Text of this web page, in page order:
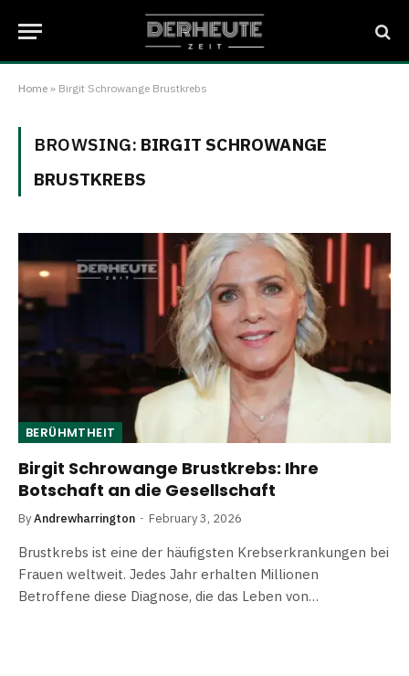
Home » Birgit Schrowange Brustkrebs
BROWSING: BIRGIT SCHROWANGE
BRUSTKREBS
BERÜHMTHEIT
Birgit Schrowange Brustkrebs: Ihre
Botschaft an die Gesellschaft
ByAndrewharrington February 3, 2026
Brustkrebs ist eine der häufigsten Krebserkrankungen bei
Frauen weltweit. Jedes Jahr erhalten Millionen
Betroffene diese Diagnose, die das Leben von…